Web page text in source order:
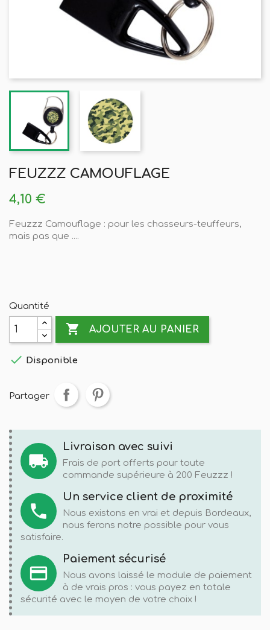
FEUZZZ CAMOUFLAGE
4,10 €
Feuzzz Camouflage : pour les chasseurs-teuffeurs,
mais pas que ....
Quantité
 AJOUTER AU PANIER
 Disponible
Partager
local_shipping
Livraison avec suivi
Frais de port offerts pour toute
commande supérieure à 200 Feuzzz !
local_phone
Un service client de proximité
Nous existons en vrai et depuis Bordeaux,
nous ferons notre possible pour vous
satisfaire.
credit_card
Paiement sécurisé
Nous avons laissé le module de paiement
à de vrais pros : vous payez en totale
sécurité avec le moyen de votre choix !